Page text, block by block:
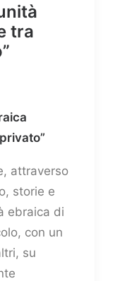
tra
attraverso
storie e
ebraica di
con un
su